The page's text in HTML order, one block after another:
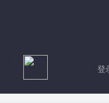
登